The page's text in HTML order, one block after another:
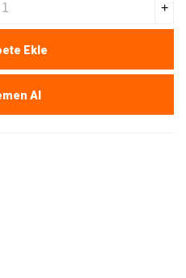
+
Ekle
Al